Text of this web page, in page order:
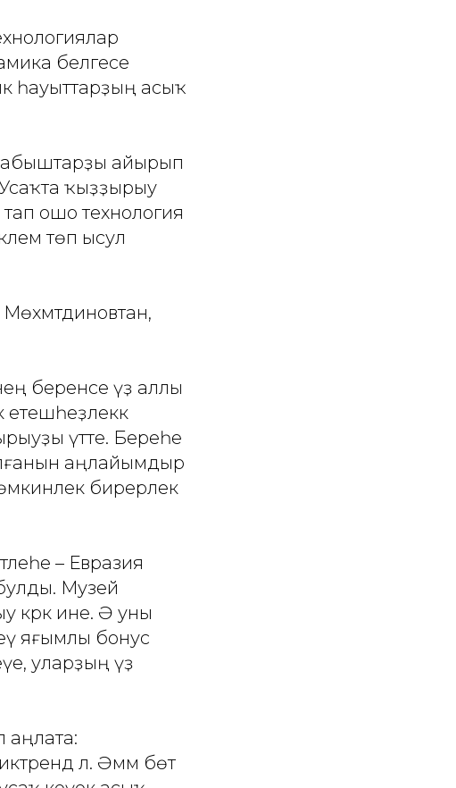
белгесе
һауыттарҙың асыҡ
айырып
Усаҡта ҡыҙҙырыу
ошо технология
төп ысул
беренсе үҙ аллы
етешһеҙлеккә
үтте. Береһе
аңлайымдыр
бирерлек
– Евразия
булды. Музей
кәрәк ине. Ә уны
яғымлы бонус
уларҙың үҙ
аңлата:
лә. Әммә бөтә